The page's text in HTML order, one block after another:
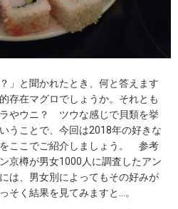
」と聞かれたとき、何と答えます
在マグロでしょうか。それとも
ウニ？ ツウな感じで貝類を挙
うことで、今回は2018年の好きな
ここでご紹介しましょう。 参考
京樽が男女1000人に調査したアン
は、男女別によってもその好みが
そく結果を見てみますと…。